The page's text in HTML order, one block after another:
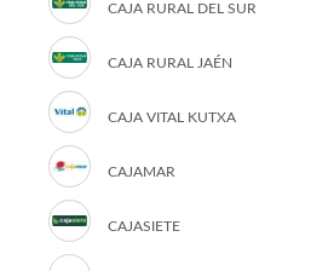
CAJA RURAL DEL SUR
CAJA RURAL JAÉN
CAJA VITAL KUTXA
CAJAMAR
CAJASIETE